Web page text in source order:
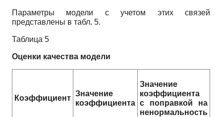
Параметры модели с учетом этих связей
представлены в табл. 5.
Таблица 5
Оценки качества модели
Коэффициент
Значение
коэффициента
Значение
коэффициента
с поправкой на
ненормальность